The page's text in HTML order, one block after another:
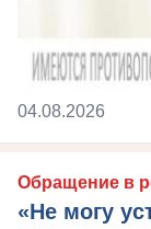
04.08.2026
Обращение в
«Не могу